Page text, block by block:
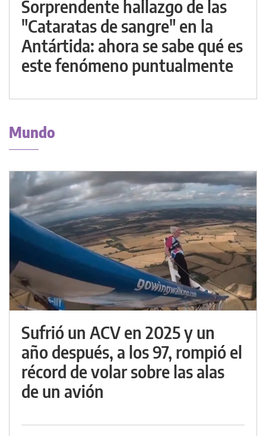
Sorprendente hallazgo de las
"Cataratas de sangre" en la
Antártida: ahora se sabe qué es
este fenómeno puntualmente
Mundo
Sufrió un ACV en 2025 y un
año después, a los 97, rompió el
récord de volar sobre las alas
de un avión